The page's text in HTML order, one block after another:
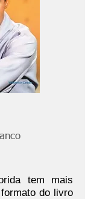
tem mais
do livro